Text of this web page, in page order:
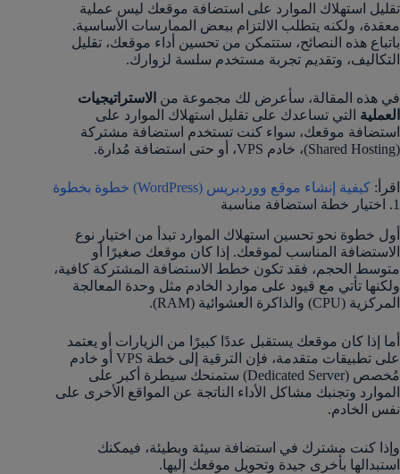
تقليل استهلاك الموارد على استضافة موقعك ليس عملية
معقدة، ولكنه يتطلب الالتزام ببعض الممارسات الأساسية.
باتباع هذه النصائح، ستتمكن من تحسين أداء موقعك، تقليل
التكاليف، وتقديم تجربة مستخدم سلسة لزوارك.
في هذه المقالة، سأعرض لك مجموعة من الاستراتيجيات
العملية التي تساعدك على تقليل استهلاك الموارد على
استضافة موقعك، سواء كنت تستخدم استضافة مشتركة
(Shared Hosting)، خادم VPS، أو حتى استضافة مُدارة.
اقرأ: كيفية إنشاء موقع ووردبريس (WordPress) خطوة بخطوة
1. اختيار خطة استضافة مناسبة
أول خطوة نحو تحسين استهلاك الموارد تبدأ من اختيار نوع
الاستضافة المناسب لموقعك. إذا كان موقعك صغيرًا أو
متوسط الحجم، فقد تكون خطط الاستضافة المشتركة كافية،
ولكنها تأتي مع قيود على موارد الخادم مثل وحدة المعالجة
المركزية (CPU) والذاكرة العشوائية (RAM).
أما إذا كان موقعك يستقبل عددًا كبيرًا من الزيارات أو يعتمد
على تطبيقات متقدمة، فإن الترقية إلى خطة VPS أو خادم
مُخصص (Dedicated Server) ستمنحك سيطرة أكبر على
الموارد وتجنبك مشاكل الأداء الناتجة عن المواقع الأخرى على
نفس الخادم.
وإذا كنت مشترك في استضافة سيئة وبطيئة، فيمكنك
استبدالها بأخرى جيدة وتحويل موفعك إليها.